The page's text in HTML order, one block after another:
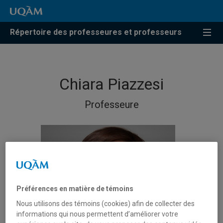
Répertoire des professeures et professeurs
Chiara Piazzesi
Professeure
Préférences en matière de témoins
Nous utilisons des témoins (cookies) afin de collecter des
informations qui nous permettent d’améliorer votre